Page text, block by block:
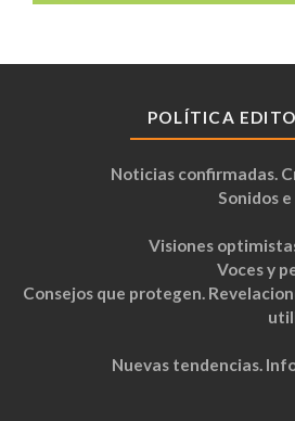
POLÍTICA
Noticias confirmadas.
Sonidos
Visiones
Voces y
Consejos que protegen.
Nuevas tendencias.